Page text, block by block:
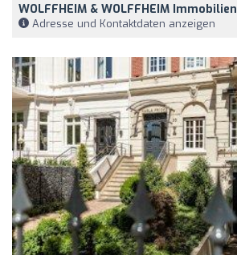
WOLFFHEIM & WOLFFHEIM Immobilien
Adresse und Kontaktdaten anzeigen